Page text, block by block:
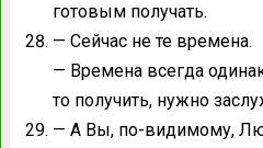
готовым получать.
— Сейчас не те времена.
— Времена всегда
то получить, нужно
— А Вы, по-видимому,